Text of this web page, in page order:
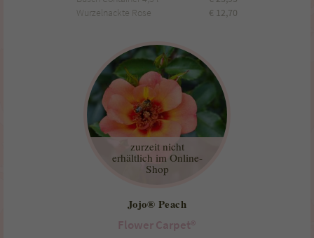
Wurzelnackte Rose
€ 12,70
zurzeit nicht
erhältlich im Online-
Shop
Jojo® Peach
Flower Carpet®